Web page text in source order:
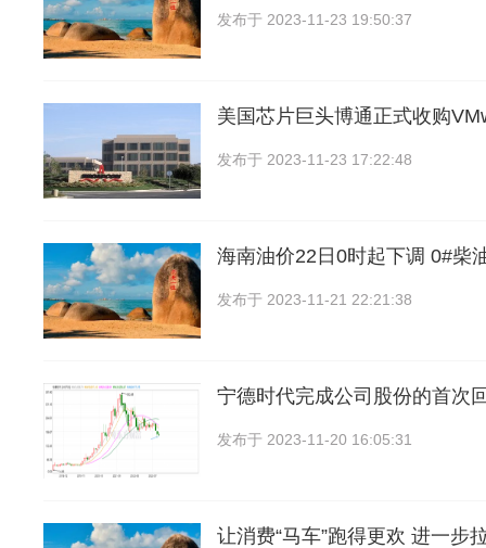
发布于 2023-11-23 19:50:37
美国芯片巨头博通正式收购
发布于 2023-11-23 17:22:48
海南油价22日0时起下调 0#柴
发布于 2023-11-21 22:21:38
宁德时代完成公司股份的首次
发布于 2023-11-20 16:05:31
让消费“马车”跑得更欢 进一步